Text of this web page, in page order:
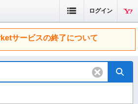
ログイン
サービスの終了について